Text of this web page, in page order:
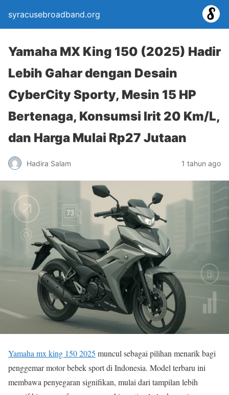
syracusebroadband.org
Yamaha MX King 150 (2025) Hadir
Lebih Gahar dengan Desain
CyberCity Sporty, Mesin 15 HP
Bertenaga, Konsumsi Irit 20 Km/L,
dan Harga Mulai Rp27 Jutaan
Hadira Salam 1 tahun ago
Yamaha mx king 150 2025 muncul sebagai pilihan menarik bagi
penggemar motor bebek sport di Indonesia. Model terbaru ini
membawa penyegaran signifikan, mulai dari tampilan lebih